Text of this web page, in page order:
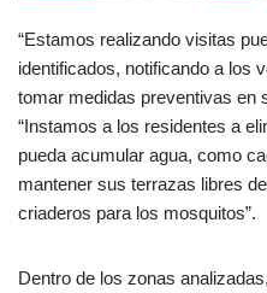
“Estamos realizando visitas
identificados, notificando a los
tomar medidas preventivas en
“Instamos a los residentes a
pueda acumular agua, como
mantener sus terrazas libres
criaderos para los mosquitos”.
Dentro de los zonas